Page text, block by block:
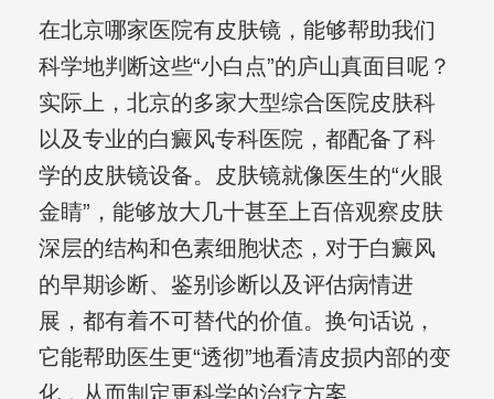
在北京哪家医院有皮肤镜，能够帮助我们
科学地判断这些“小白点”的庐山真面目呢？
实际上，北京的多家大型综合医院皮肤科
以及专业的白癜风专科医院，都配备了科
学的皮肤镜设备。皮肤镜就像医生的“火眼
金睛”，能够放大几十甚至上百倍观察皮肤
深层的结构和色素细胞状态，对于白癜风
的早期诊断、鉴别诊断以及评估病情进
展，都有着不可替代的价值。换句话说，
它能帮助医生更“透彻”地看清皮损内部的变
化，从而制定更科学的治疗方案。